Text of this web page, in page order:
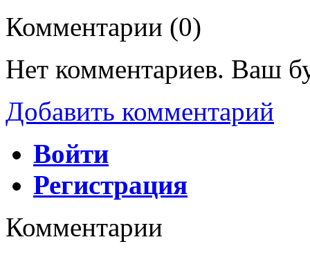
Комментарии (0)
Нет комментариев. Ваш
Добавить комментарий
Войти
Регистрация
Комментарии